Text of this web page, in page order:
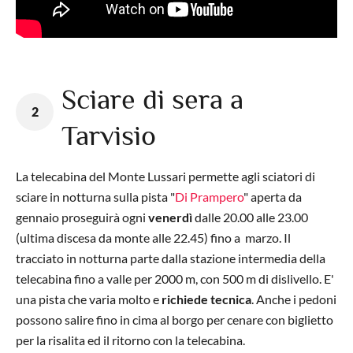
2
Sciare di sera a
Tarvisio
La telecabina del Monte Lussari permette agli sciatori di
sciare in notturna sulla pista "Di Prampero" aperta da
gennaio proseguirà ogni venerdìdalle 20.00 alle 23.00
(ultima discesa da monte alle 22.45) fino a marzo. Il
tracciato in notturna parte dalla stazione intermedia della
telecabina fino a valle per 2000 m, con 500 m di dislivello. E'
una pista che varia molto e richiede tecnica. Anche i pedoni
possono salire fino in cima al borgo per cenare con biglietto
per la risalita ed il ritorno con la telecabina.